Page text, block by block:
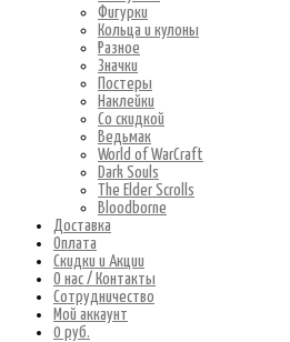
Фигурки
Кольца и кулоны
Разное
Значки
Постеры
Наклейки
Со скидкой
Ведьмак
World of WarCraft
Dark Souls
The Elder Scrolls
Bloodborne
Доставка
Оплата
Скидки и Акции
О нас / Контакты
Сотрудничество
Мой аккаунт
0 руб.